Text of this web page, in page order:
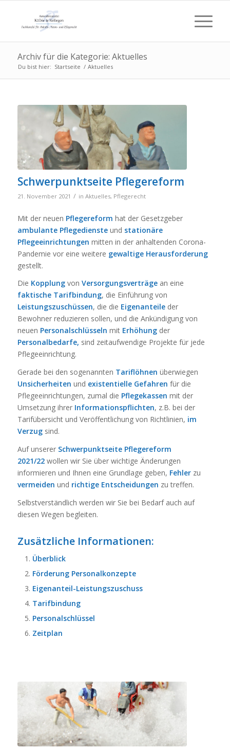
Archiv für die Kategorie: Aktuelles
Du bist hier: Startseite / Aktuelles
Schwerpunktseite Pflegereform
21. November 2021 / in Aktuelles, Pflegerecht
Mit der neuen Pflegereform hat der Gesetzgeber
ambulante Pflegediensteund stationäre
Pflegeeinrichtungen mitten in der anhaltenden Corona-
Pandemie vor eine weitere gewaltige Herausforderung
gestellt.
Die Kopplungvon Versorgungsverträgean eine
faktische Tarifbindung, die Einführung von
Leistungszuschüssen, die die Eigenanteileder
Bewohner reduzieren sollen, und die Ankündigung von
neuen Personalschlüsseln mit Erhöhungder
Personalbedarfe, sind zeitaufwendige Projekte für jede
Pflegeeinrichtung.
Gerade bei den sogenannten Tariflöhnen überwiegen
Unsicherheiten und existentielle Gefahren für die
Pflegeeinrichtungen, zumal die Pflegekassen mit der
Umsetzung ihrer Informationspflichten, z.B. bei der
Tarifübersicht und Veröffentlichung von Richtlinien, im
Verzugsind.
Auf unserer Schwerpunktseite Pflegereform
2021/22wollen wir Sie über wichtige Änderungen
informieren und Ihnen eine Grundlage geben, Fehlerzu
vermeiden und richtige Entscheidungen zu treffen.
Selbstverständlich werden wir Sie bei Bedarf auch auf
diesen Wegen begleiten.
Zusätzliche Informationen:
Überblick
Förderung Personalkonzepte
Eigenanteil-Leistungszuschuss
Tarifbindung
Personalschlüssel
Zeitplan